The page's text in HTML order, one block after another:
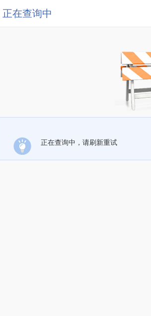
正在查询中
正在查询中，请刷新重试